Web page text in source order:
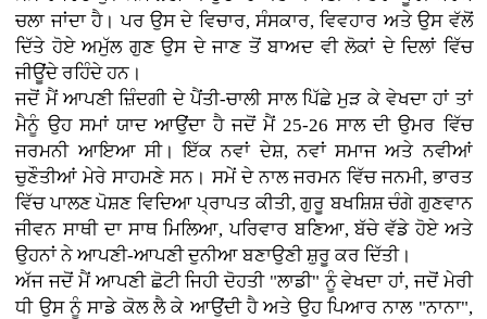
ਚਲਾ ਜਾਂਦਾ ਹੈ। ਪਰ ਉਸ ਦੇ ਵਿਚਾਰ, ਸੰਸਕਾਰ, ਵਿਵਹਾਰ ਅਤੇ ਉਸ ਵੱਲੋਂ
ਦਿੱਤੇ ਹੋਏ ਅਮੁੱਲ ਗੁਣ ਉਸ ਦੇ ਜਾਣ ਤੋਂ ਬਾਅਦ ਵੀ ਲੋਕਾਂ ਦੇ ਦਿਲਾਂ ਵਿੱਚ
ਜੀਊਂਦੇ ਰਹਿੰਦੇ ਹਨ।
ਜਦੋਂ ਮੈਂ ਆਪਣੀ ਜ਼ਿੰਦਗੀ ਦੇ ਪੈਂਤੀ-ਚਾਲੀ ਸਾਲ ਪਿੱਛੇ ਮੁੜ ਕੇ ਵੇਖਦਾ ਹਾਂ ਤਾਂ
ਮੈਨੂੰ ਉਹ ਸਮਾਂ ਯਾਦ ਆਉਂਦਾ ਹੈ ਜਦੋਂ ਮੈਂ 25-26 ਸਾਲ ਦੀ ਉਮਰ ਵਿੱਚ
ਜਰਮਨੀ ਆਇਆ ਸੀ। ਇੱਕ ਨਵਾਂ ਦੇਸ਼, ਨਵਾਂ ਸਮਾਜ ਅਤੇ ਨਵੀਆਂ
ਚੁਣੌਤੀਆਂ ਮੇਰੇ ਸਾਹਮਣੇ ਸਨ। ਸਮੇਂ ਦੇ ਨਾਲ ਜਰਮਨ ਵਿੱਚ ਜਨਮੀ, ਭਾਰਤ
ਵਿੱਚ ਪਾਲਣ ਪੋਸ਼ਣ ਵਿਦਿਆ ਪ੍ਰਾਪਤ ਕੀਤੀ, ਗੁਰੂ ਬਖਸ਼ਿਸ਼ ਚੰਗੇ ਗੁਣਵਾਨ
ਜੀਵਨ ਸਾਥੀ ਦਾ ਸਾਥ ਮਿਲਿਆ, ਪਰਿਵਾਰ ਬਣਿਆ, ਬੱਚੇ ਵੱਡੇ ਹੋਏ ਅਤੇ
ਉਹਨਾਂ ਨੇ ਆਪਣੀ-ਆਪਣੀ ਦੁਨੀਆ ਬਣਾਉਣੀ ਸ਼ੁਰੂ ਕਰ ਦਿੱਤੀ।
ਅੱਜ ਜਦੋਂ ਮੈਂ ਆਪਣੀ ਛੋਟੀ ਜਿਹੀ ਦੋਹਤੀ "ਲਾਡੀ" ਨੂੰ ਵੇਖਦਾ ਹਾਂ, ਜਦੋਂ ਮੇਰੀ
ਧੀ ਉਸ ਨੂੰ ਸਾਡੇ ਕੋਲ ਲੈ ਕੇ ਆਉਂਦੀ ਹੈ ਅਤੇ ਉਹ ਪਿਆਰ ਨਾਲ "ਨਾਨਾ",